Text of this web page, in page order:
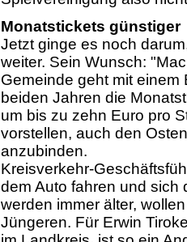
Monatstickets günstiger
Jetzt ginge es noch
weiter. Sein Wunsch:
Gemeinde geht mit
beiden Jahren die
um bis zu zehn Euro pro
vorstellen, auch den
anzubinden.
Kreisverkehr-
dem Auto fahren und sich
werden immer älter,
Jüngeren. Für Erwin